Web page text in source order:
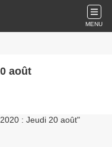
MENU
août